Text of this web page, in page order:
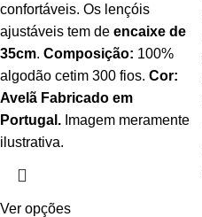
confortáveis. Os lençóis
ajustáveis tem de encaixe de
35cm. Composição: 100%
algodão cetim 300 fios. Cor:
Avelã Fabricado em
Portugal. Imagem meramente
ilustrativa.
Ver opções